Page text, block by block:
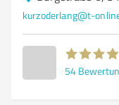
kurzoderlang@t-
54